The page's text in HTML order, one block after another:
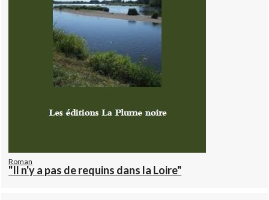
Roman
"Il n'y a pas de requins dans la Loire"